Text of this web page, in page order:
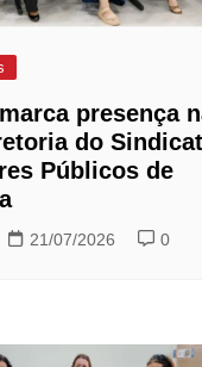
presença
do
Públicos de
21/07/2026 0